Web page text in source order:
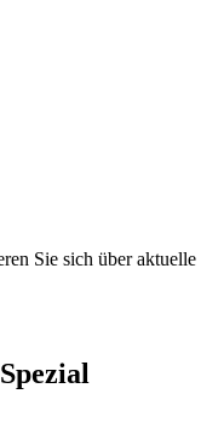
Sie sich über aktuelle